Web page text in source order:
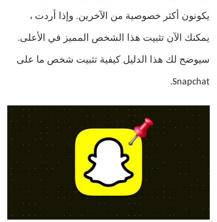
يكونون أكثر خصوصية من الآخرين. وإذا أردت ،
يمكنك الآن تثبيت هذا الشخص المميز في الأعلى.
سيوضح لك هذا الدليل كيفية تثبيت شخص ما على
Snapchat.